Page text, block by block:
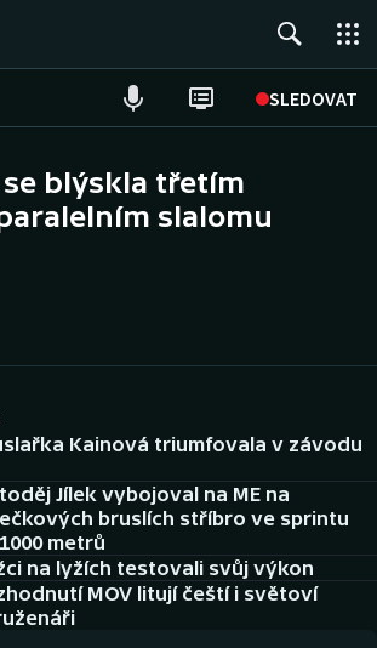
SLEDOVAT
se blýskla třetím
slalomu
Kainová triumfovala v závodu
Jílek vybojoval na ME na
bruslích stříbro ve sprintu
metrů
na lyžích testovali svůj výkon
MOV litují čeští i světoví